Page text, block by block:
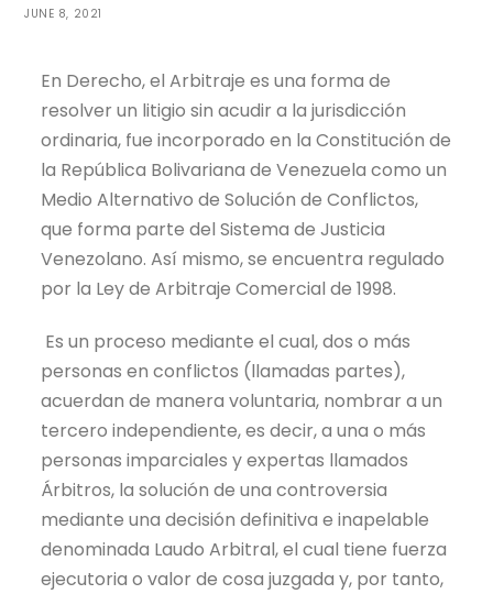
JUNE 8, 2021
En Derecho, el Arbitraje es una forma de
resolver un litigio sin acudir a la jurisdicción
ordinaria, fue incorporado en la Constitución de
la República Bolivariana de Venezuela como un
Medio Alternativo de Solución de Conflictos,
que forma parte del Sistema de Justicia
Venezolano. Así mismo, se encuentra regulado
por la Ley de Arbitraje Comercial de 1998.
Es un proceso mediante el cual, dos o más
personas en conflictos (llamadas partes),
acuerdan de manera voluntaria, nombrar a un
tercero independiente, es decir, a una o más
personas imparciales y expertas llamados
Árbitros, la solución de una controversia
mediante una decisión definitiva e inapelable
denominada Laudo Arbitral, el cual tiene fuerza
ejecutoria o valor de cosa juzgada y, por tanto,